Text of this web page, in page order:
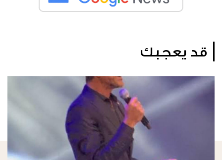
قد يعجبك